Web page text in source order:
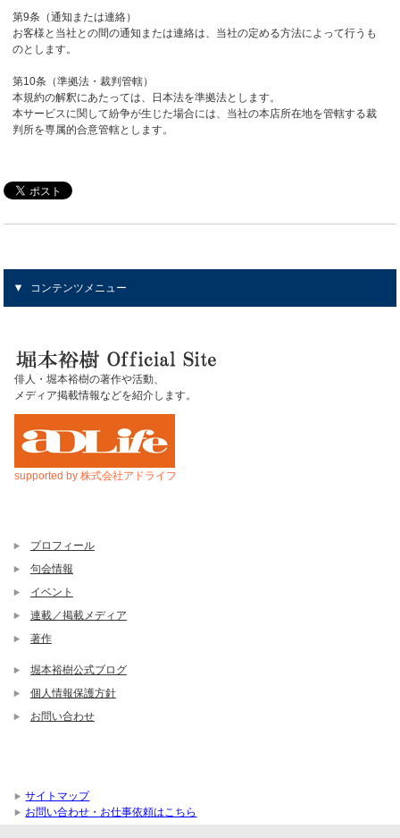
第9条（通知または連絡）
お客様と当社との間の通知または連絡は、当社の定める方法によって行うも
のとします。
第10条（準拠法・裁判管轄）
本規約の解釈にあたっては、日本法を準拠法とします。
本サービスに関して紛争が生じた場合には、当社の本店所在地を管轄する裁
判所を専属的合意管轄とします。
コンテンツメニュー
俳人・堀本裕樹の著作や活動、
メディア掲載情報などを紹介します。
supported by 株式会社アドライフ
プロフィール
句会情報
イベント
連載／掲載メディア
著作
堀本裕樹公式ブログ
個人情報保護方針
お問い合わせ
サイトマップ
お問い合わせ・お仕事依頼はこちら